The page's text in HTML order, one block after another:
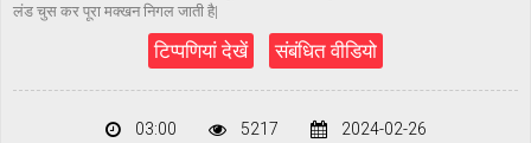
लंड चुस कर पूरा मक्खन निगल जाती है|
टिप्पणियां देखें संबंधित वीडियो
03:00 5217 2024-02-26